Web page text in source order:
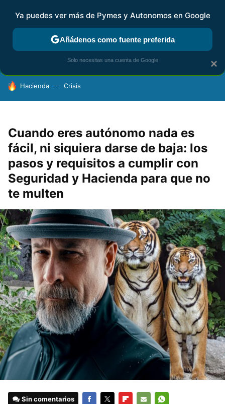
FISCALIDAD Y CONTABILIDAD KIT DIGITAL RENTA
HOY SE HABLA DE
Hacienda Crisis
Cuando eres autónomo nada es
fácil, ni siquiera darse de baja: los
pasos y requisitos a cumplir con
Seguridad y Hacienda para que no
te multen
Sin comentarios
×
Ya puedes ver más de Pymes y Autonomos en Google
Añádenos como fuente preferida
Solo necesitas una cuenta de Google